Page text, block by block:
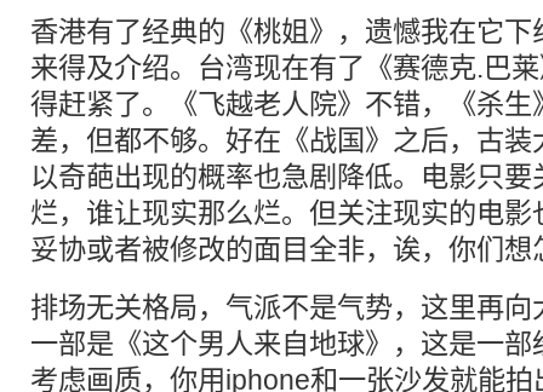
香港有了经典的《桃姐》，遗憾我在它
来得及介绍。台湾现在有了《赛德克.巴
得赶紧了。《飞越老人院》不错，《杀
差，但都不够。好在《战国》之后，古
以奇葩出现的概率也急剧降低。电影只
烂，谁让现实那么烂。但关注现实的电
妥协或者被修改的面目全非，诶，你们想
排场无关格局，气派不是气势，这里再
一部是《这个男人来自地球》，这是一
考虑画质，你用iphone和一张沙发就能